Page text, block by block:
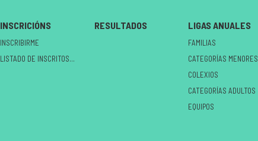
INSCRICIÓNS
INSCRIBIRME
LISTADO DE INSCRITOS NO CIRCUÍTO
RESULTADOS LIGAS ANUALES
FAMILIAS
CATEGORÍAS MENORES
COLEXIOS
CATEGORÍAS ADULTOS
EQUIPOS